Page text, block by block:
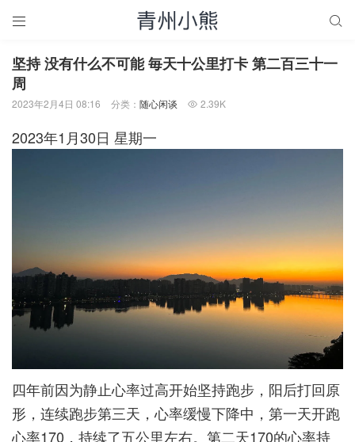
 
坚持 没有什么不可能 毎天十公里打卡 第二百三十一
周
2023年2月4日 08:16 分类： 随心闲谈  2.39K
2023年1月30日 星期一
四年前因为静止心率过高开始坚持跑步，阳后打回原
形，连续跑步第三天，心率缓慢下降中，第一天开跑
心率170，持续了五公里左右。第二天170的心率持